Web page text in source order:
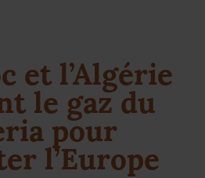
et l’Algérie
le gaz du
pour
l’Europe